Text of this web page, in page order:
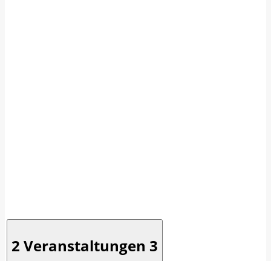
2 Veranstaltungen 3